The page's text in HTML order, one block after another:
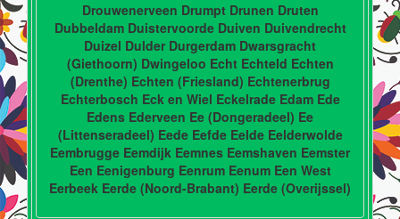
Drouwenerveen Drumpt Drunen Druten
Dubbeldam Duistervoorde Duiven Duivendrecht
Duizel Dulder Durgerdam Dwarsgracht
(Giethoorn) Dwingeloo Echt Echteld Echten
(Drenthe) Echten (Friesland) Echtenerbrug
Echterbosch Eck en Wiel Eckelrade Edam Ede
Edens Ederveen Ee (Dongeradeel) Ee
(Littenseradeel) Eede Eefde Eelde Eelderwolde
Eembrugge Eemdijk Eemnes Eemshaven Eemster
Een Eenigenburg Eenrum Eenum Een West
Eerbeek Eerde (Noord-Brabant) Eerde (Overijssel)